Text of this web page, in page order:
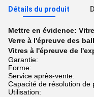
Détails du produit
Mettre en évidence:
Verre à l'épreuve des
Vitres à l'épreuve de
Garantie:
Forme:
Service après-vente:
Capacité de résolution de
Utilisation: